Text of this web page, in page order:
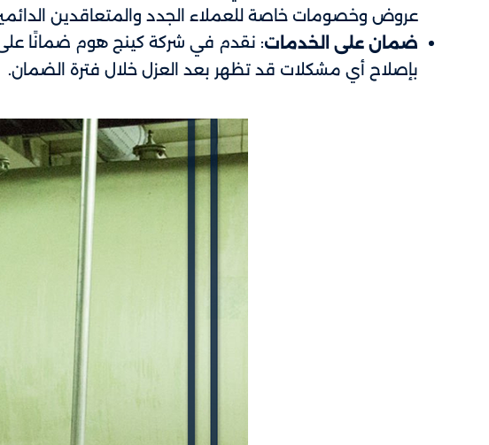
عروض وخصومات خاصة للعملاء الجدد والمتعاقدين
ضمان على الخدمات: نقدم في شركة كينج هوم ضمانًا على
بإصلاح أي مشكلات قد تظهر بعد العزل خلال فترة الضمان.